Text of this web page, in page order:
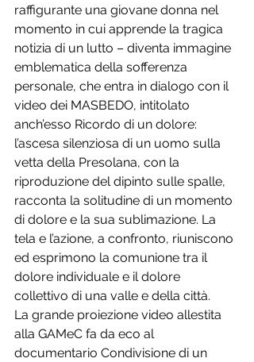
raffigurante una giovane donna nel
momento in cui apprende la tragica
notizia di un lutto – diventa immagine
emblematica della sofferenza
personale, che entra in dialogo con il
video dei MASBEDO, intitolato
anch’esso Ricordo di un dolore:
l’ascesa silenziosa di un uomo sulla
vetta della Presolana, con la
riproduzione del dipinto sulle spalle,
racconta la solitudine di un momento
di dolore e la sua sublimazione. La
tela e l’azione, a confronto, riuniscono
ed esprimono la comunione tra il
dolore individuale e il dolore
collettivo di una valle e della città.
La grande proiezione video allestita
alla GAMeC fa da eco al
documentario Condivisione di un